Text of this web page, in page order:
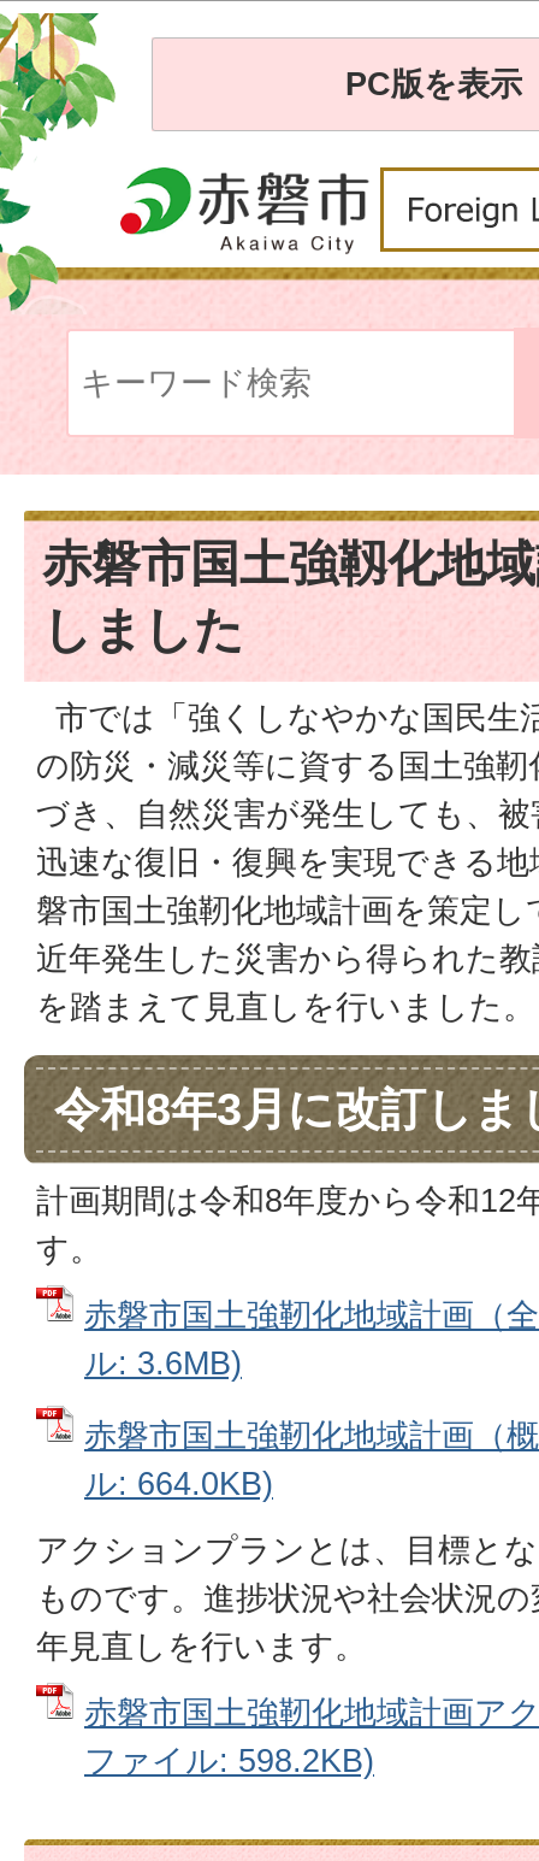
PC版を表示
赤磐市国土強靱化地
しました
市では「強くしなやかな国民生
の防災・減災等に資する国土強
づき、自然災害が発生しても、
迅速な復旧・復興を実現できる
磐市国土強靭化地域計画を策定
近年発生した災害から得られた
を踏まえて見直しを行いました。
令和8年3月に改訂しま
計画期間は令和8年度から令和12
す。
赤磐市国土強靭化地域計画（
ル: 3.6MB)
赤磐市国土強靭化地域計画（
ル: 664.0KB)
アクションプランとは、目標と
ものです。進捗状況や社会状況
年見直しを行います。
赤磐市国土強靭化地域計画ア
ファイル: 598.2KB)